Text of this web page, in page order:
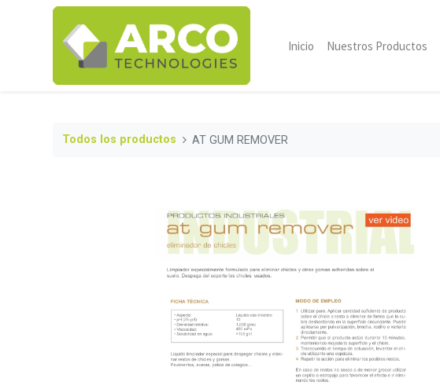
Inicio Nuestros Productos
Todos los productos AT GUM REMOVER